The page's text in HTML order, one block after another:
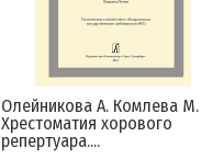
Олейникова А. Комлева М.
Хрестоматия хорового
репертуара....